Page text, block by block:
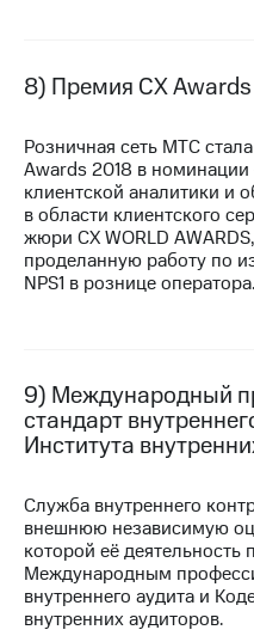
8) Премия CX
Розничная сеть МТС
Awards 2018 в
клиентской аналитики и
в области клиентского
жюри CX WORLD
проделанную работу по
NPS1 в рознице оператора.
9) Международный
стандарт
Института
Служба внутреннего
внешнюю независимую
которой её
Международным
внутреннего аудита и
внутренних аудиторов.